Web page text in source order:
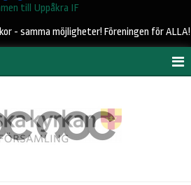
till Uppåkra IF
- samma möjligheter! Föreningen för ALLA!